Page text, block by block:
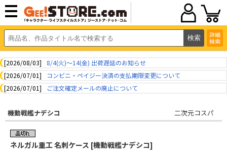
詳細
検索
[2026/08/03]
8/4(火)～14(金) 出荷遅延のお知らせ
[2026/07/01]
コンビニ・ペイジー決済の支払期限変更について
[2026/07/01]
ご注文確定メールの廃止について
機動戦艦ナデシコ 二次元コスパ
ネルガル重工 名刺ケース [機動戦艦ナデシコ]